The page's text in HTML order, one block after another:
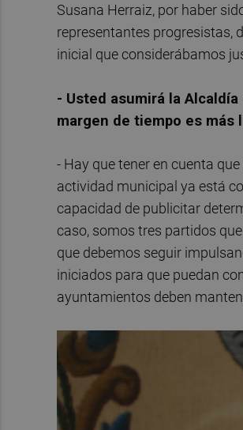
Susana Herraiz, por haber
representantes progresistas,
inicial que considerábamos
- Usted asumirá la
margen de tiempo es más
- Hay que tener en cuenta
actividad municipal ya está
capacidad de publicitar
caso, somos tres partidos
que debemos seguir
iniciados para que puedan
ayuntamientos deben